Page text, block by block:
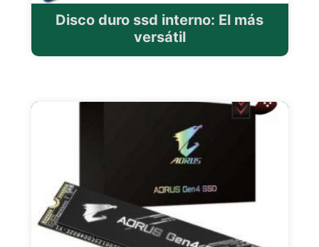
Disco duro ssd interno: El más
versátil